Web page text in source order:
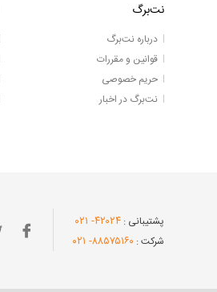
نت‌برگ
درباره نت‌برگ
قوانین و مقررات
حریم خصوصی
نت‌برگ در اخبار
پشتیبانی : ۴۲۰۲۴- ۰۲۱
شرکت : ۸۸۵۷۵۱۶۰- ۰۲۱